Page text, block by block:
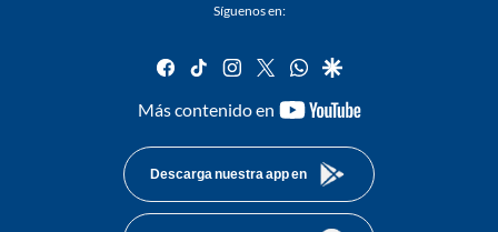
Síguenos en:
facebook
tiktok instagram
twitterwhatsapp
google
Más contenido en
youtube-
Descarga nuestra app en